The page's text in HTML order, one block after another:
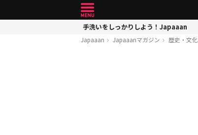
手洗いをしっかりしよう！Japaaan
Japaaan Japaaanマガジン 歴史・文化